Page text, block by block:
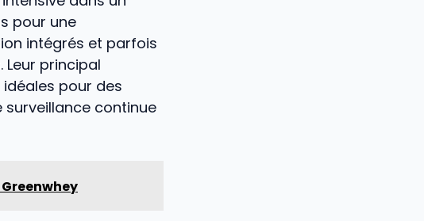
pour une
intégrés et parfois
principal
pour des
continue